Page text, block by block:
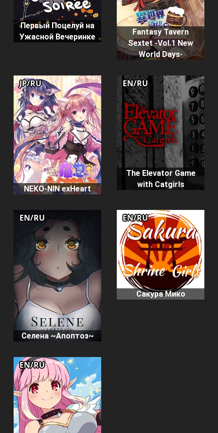
Первый Поцелуй на
Ужасной Вечеринке
Fantasy Tavern
Sextet -Vol.1 New
World Days-
NEKO-NIN exHeart
JP/RU
The Elevator Game
with Catgirls
EN/RU
Селена ~Апоптоз~
EN/RU
Сакура Мико
EN/RU
EN/RU